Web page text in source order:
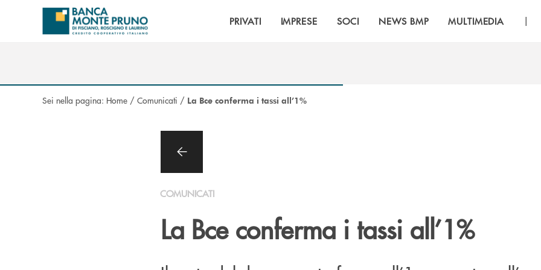
Salta al contenuto principale
PRIVATI IMPRESE SOCI NEWS BMP MULTIMEDIA |
Sei nella pagina: Home / Comunicati / La Bce conferma i tassi all’1%
COMUNICATI
La Bce conferma i tassi all’1%